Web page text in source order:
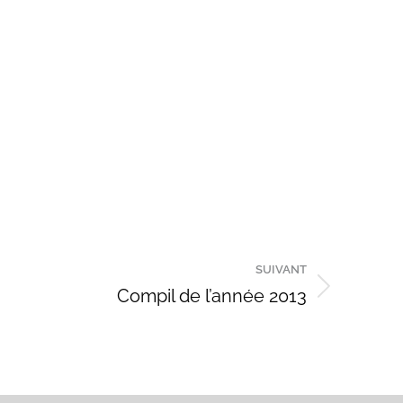
SUIVANT
Compil de l’année 2013